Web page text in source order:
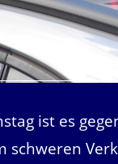
ist es
schweren